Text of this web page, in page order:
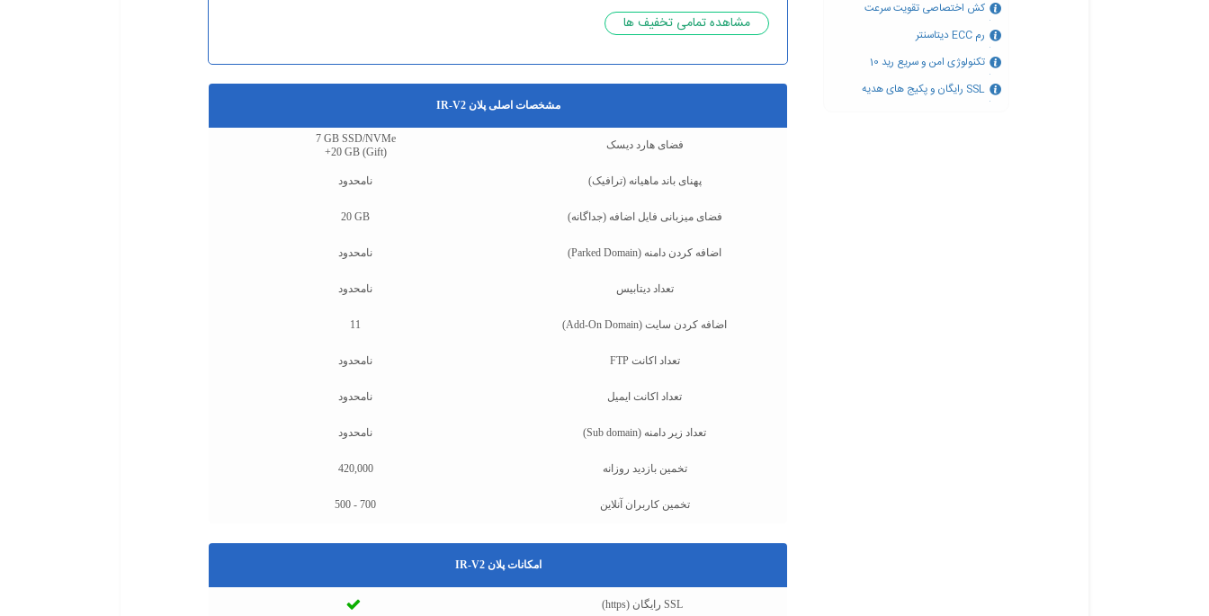
کش اختصاصی تقویت سرعت
رم ECC دیتاسنتر
تکنولوژی امن و سریع رید 10
مشاهده تمامی تخفیف ها
مشخصات اصلی پلان IR-V2
فضای هارد دیسک
7 GB SSD/NVMe
+20 GB (Gift)
پهنای باند ماهیانه (ترافیک) نامحدود
فضای میزبانی فایل اضافه (جداگانه) 20 GB
اضافه کردن دامنه (Parked Domain) نامحدود
تعداد دیتابیس نامحدود
اضافه کردن سایت (Add-On Domain) 11
تعداد اکانت FTP نامحدود
تعداد اکانت ایمیل نامحدود
تعداد زیر دامنه (Sub domain) نامحدود
تخمین بازدید روزانه 420,000
تخمین کاربران آنلاین 500 - 700
امکانات پلان IR-V2
SSL رایگان (https)